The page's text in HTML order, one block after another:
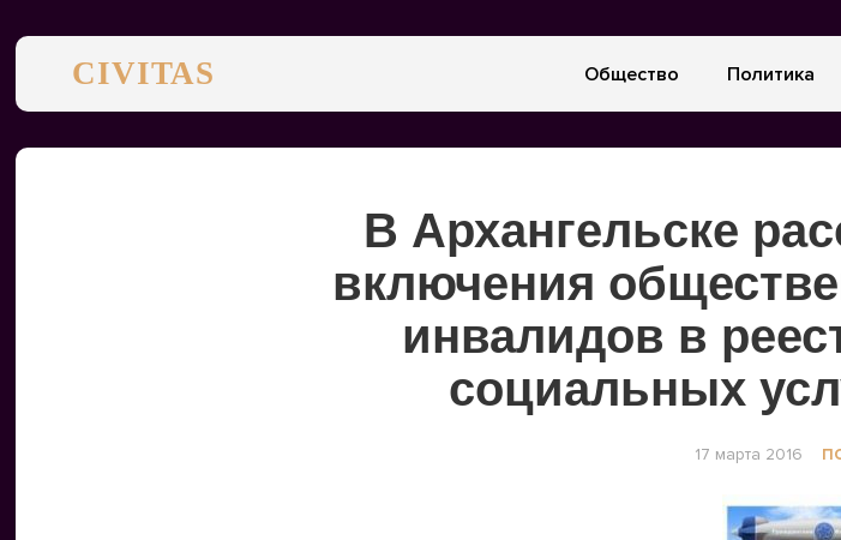
CIVITAS Общество Политика
В Архангельске
включения
инвалидов в
социальных
17 марта 2016